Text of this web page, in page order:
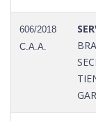
606/2018
C.A.A.